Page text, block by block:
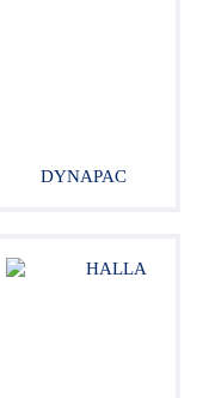
DYNAPAC